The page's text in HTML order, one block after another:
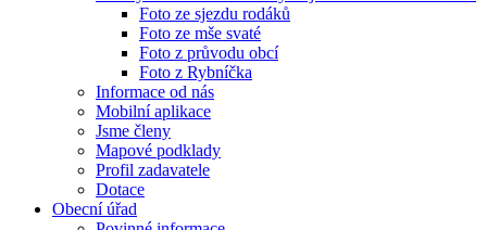
Foto ze sjezdu rodáků
Foto ze mše svaté
Foto z průvodu obcí
Foto z Rybníčka
Informace od nás
Mobilní aplikace
Jsme členy
Mapové podklady
Profil zadavatele
Dotace
Obecní úřad